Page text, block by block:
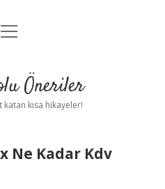
Uyarı
menüyü
Öneriler
katan kısa hikayeler!
Ne Kadar Kdv